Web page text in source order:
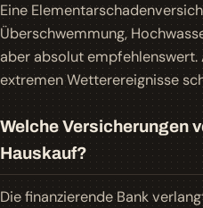
Eine
Überschwemmung,
aber absolut
extremen Wetterereignisse
Welche Versicherungen
Hauskauf?
Die finanzierende Bank